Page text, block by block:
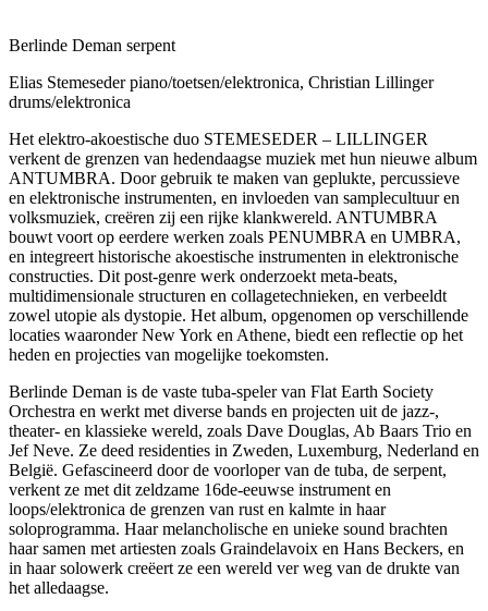
Berlinde Deman serpent
Elias Stemeseder piano/toetsen/elektronica, Christian Lillinger
drums/elektronica
Het elektro-akoestische duo STEMESEDER – LILLINGER
verkent de grenzen van hedendaagse muziek met hun nieuwe album
ANTUMBRA. Door gebruik te maken van geplukte, percussieve
en elektronische instrumenten, en invloeden van samplecultuur en
volksmuziek, creëren zij een rijke klankwereld. ANTUMBRA
bouwt voort op eerdere werken zoals PENUMBRA en UMBRA,
en integreert historische akoestische instrumenten in elektronische
constructies. Dit post-genre werk onderzoekt meta-beats,
multidimensionale structuren en collagetechnieken, en verbeeldt
zowel utopie als dystopie. Het album, opgenomen op verschillende
locaties waaronder New York en Athene, biedt een reflectie op het
heden en projecties van mogelijke toekomsten.
Berlinde Deman is de vaste tuba-speler van Flat Earth Society
Orchestra en werkt met diverse bands en projecten uit de jazz-,
theater- en klassieke wereld, zoals Dave Douglas, Ab Baars Trio en
Jef Neve. Ze deed residenties in Zweden, Luxemburg, Nederland en
België. Gefascineerd door de voorloper van de tuba, de serpent,
verkent ze met dit zeldzame 16de-eeuwse instrument en
loops/elektronica de grenzen van rust en kalmte in haar
soloprogramma. Haar melancholische en unieke sound brachten
haar samen met artiesten zoals Graindelavoix en Hans Beckers, en
in haar solowerk creëert ze een wereld ver weg van de drukte van
het alledaagse.